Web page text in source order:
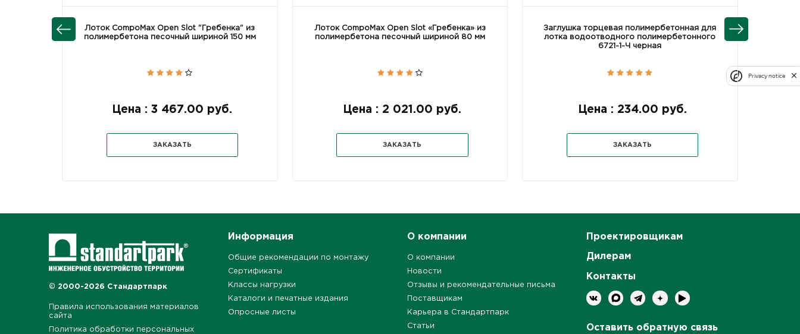
Лоток CompoMax Open Slot "Гребенка" из
полимербетона песочный шириной 150 мм
Цена : 3 467.00 руб.
ЗАКАЗАТЬ
Лоток CompoMax Open Slot «Гребенка» из
полимербетона песочный шириной 80 мм
Цена : 2 021.00 руб.
ЗАКАЗАТЬ
Заглушка торцевая полимербетонная для
лотка водоотводного полимербетонного
6721-1-Ч черная
Цена : 234.00 руб.
ЗАКАЗАТЬ
© 2000-2026 Стандартпарк
Правила использования материалов
сайта
Политика обработки персональных
Информация
Общие рекомендации по монтажу
Сертификаты
Классы нагрузки
Каталоги и печатные издания
Опросные листы
О компании
О компании
Новости
Отзывы и рекомендательные письма
Поставщикам
Карьера в Стандартпарк
Статьи
Проектировщикам
Дилерам
Контакты
Оставить обратную связь
Privacy notice